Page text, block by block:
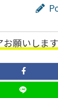
お願いします